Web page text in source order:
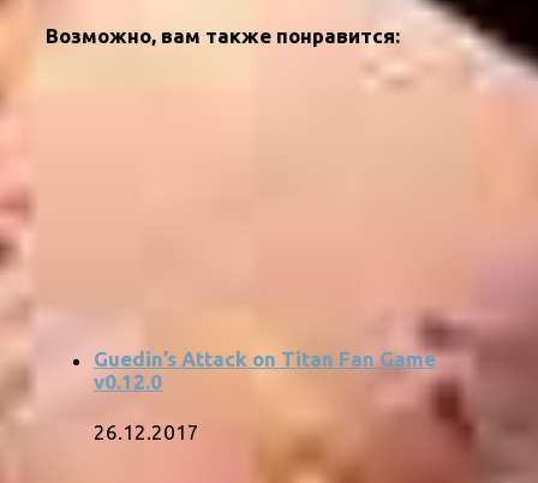
Возможно, вам также понравится:
Guedin’s Attack on Titan Fan Game
v0.12.0
26.12.2017